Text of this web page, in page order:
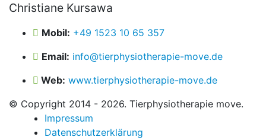
Christiane Kursawa
Mobil: +49 1523 10 65 357
Email: info@tierphysiotherapie-move.de
Web: www.tierphysiotherapie-move.de
© Copyright 2014 - 2026. Tierphysiotherapie move.
Impressum
Datenschutzerklärung